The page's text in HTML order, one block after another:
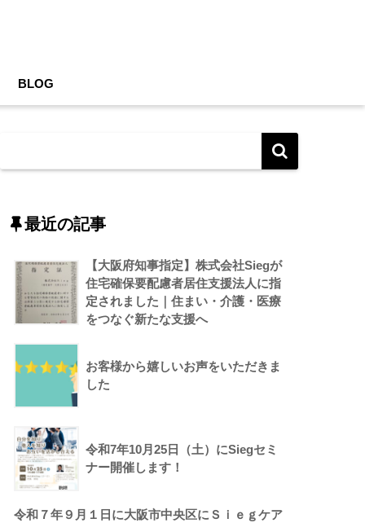
BLOG
最近の記事
【大阪府知事指定】株式会社Siegが
住宅確保要配慮者居住支援法人に指
定されました｜住まい・介護・医療
をつなぐ新たな支援へ
お客様から嬉しいお声をいただきま
した
令和7年10月25日（土）にSiegセミ
ナー開催します！
令和７年９月１日に大阪市中央区にＳｉｅｇケア